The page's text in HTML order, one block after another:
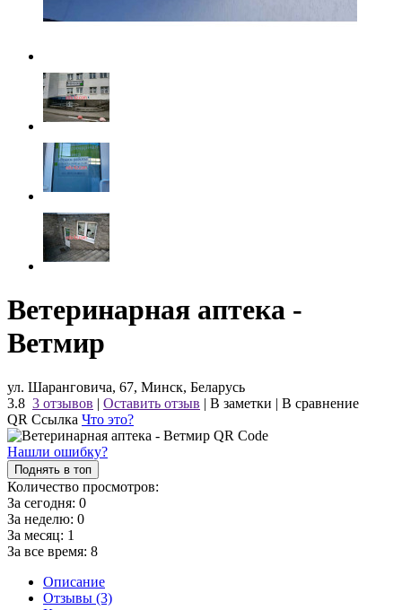
Ветеринарная аптека -
Ветмир
ул. Шаранговича, 67, Минск, Беларусь
3.8 3 отзывов | Оставить отзыв | В заметки | В сравнение
QR Ссылка Что это?
Нашли ошибку?
Поднять в топ
Количество просмотров:
За сегодня: 0
За неделю: 0
За месяц: 1
За все время: 8
Описание
Отзывы (3)